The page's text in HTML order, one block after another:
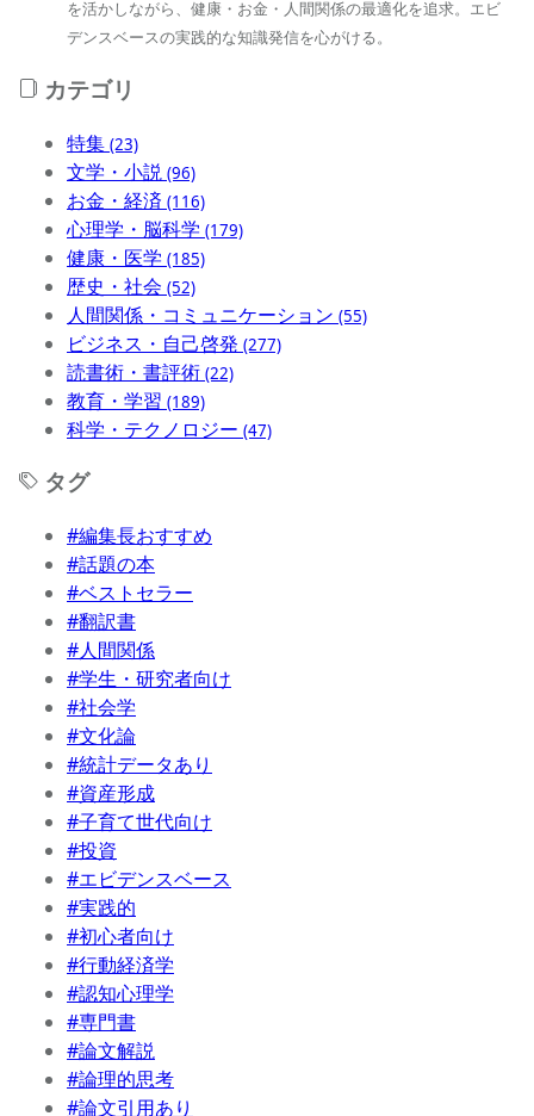
を活かしながら、健康・お金・人間関係の最適化を追求。エビ
デンスベースの実践的な知識発信を心がける。
カテゴリ
特集 (23)
文学・小説 (96)
お金・経済 (116)
心理学・脳科学 (179)
健康・医学 (185)
歴史・社会 (52)
人間関係・コミュニケーション (55)
ビジネス・自己啓発 (277)
読書術・書評術 (22)
教育・学習 (189)
科学・テクノロジー (47)
タグ
#編集長おすすめ
#話題の本
#ベストセラー
#翻訳書
#人間関係
#学生・研究者向け
#社会学
#文化論
#統計データあり
#資産形成
#子育て世代向け
#投資
#エビデンスベース
#実践的
#初心者向け
#行動経済学
#認知心理学
#専門書
#論文解説
#論理的思考
#論文引用あり